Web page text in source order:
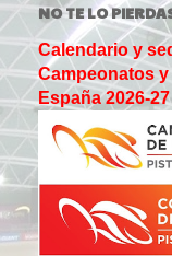
NO TE LO
Calendario y
Campeonatos
España 2026-27